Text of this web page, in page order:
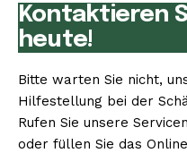
Kontaktieren
heute!
Bitte warten Sie nicht,
Hilfestellung bei der
Rufen Sie unsere
oder füllen Sie das